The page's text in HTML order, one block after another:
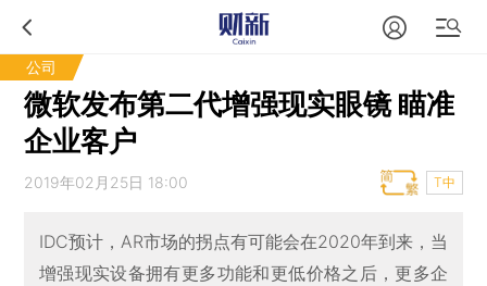
公司
微软发布第二代增强现实眼镜 瞄准
企业客户
2019年02月25日 18:00 T中
IDC预计，AR市场的拐点有可能会在2020年到来，当
增强现实设备拥有更多功能和更低价格之后，更多企